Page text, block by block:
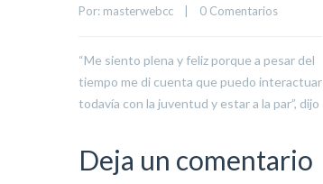
Por: masterwebcc 0 Comentarios
“Me siento plena y feliz porque a pesar del
tiempo me di cuenta que puedo interactuar
todavía con la juventud y estar a la par”, dijo
Deja un comentario